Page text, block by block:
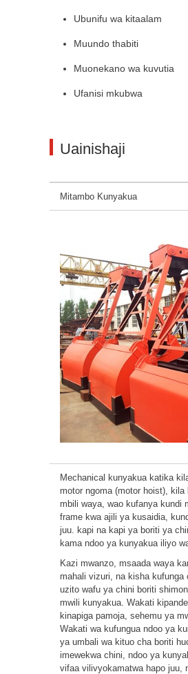
Ubunifu wa kitaalam
Muundo thabiti
Muonekano wa kuvutia
Ufanisi mkubwa
Uainishaji
Mitambo Kunyakua
Mechanical kunyakua katika
motor ngoma (motor hoist),
mbili waya, wao kufanya kundi
frame kwa ajili ya kusaidia,
juu. kapi na kapi ya boriti ya
kama ndoo ya kunyakua iliyo
Kazi mwanzo, msaada waya
mahali vizuri, na kisha
uzito wafu ya chini boriti
mwili kunyakua. Wakati
kinapiga pamoja, sehemu ya
Wakati wa kufungua ndoo ya
ya umbali wa kituo cha boriti
imewekwa chini, ndoo ya
vifaa vilivyokamatwa hapo juu,